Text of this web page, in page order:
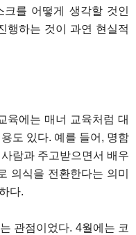
를 어떻게 생각할 것인
행하는 것이 과연 현실적
육에는 매너 교육처럼 대
도 있다. 예를 들어, 명함
람과 주고받으면서 배우
의식을 전환한다는 의미
다.
관점이었다. 4월에는 코